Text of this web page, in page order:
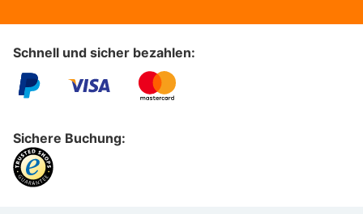
Schnell und sicher bezahlen:
Sichere Buchung: